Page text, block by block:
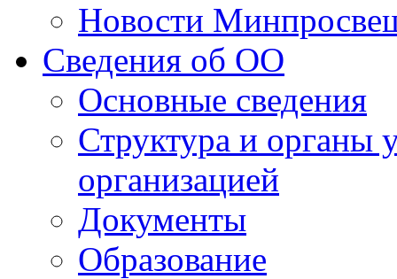
Новости
Сведения об ОО
Основные сведения
Структура и органы
организацией
Документы
Образование